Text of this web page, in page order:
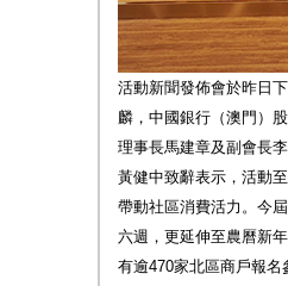
活動新聞發佈會於昨日
麟，中國銀行（澳門）
理事長馬建章及副會長
黃健中致辭表示，活動
帶動社區消費活力。今
六週，更延伸至農曆新
有逾470家北區商戶報